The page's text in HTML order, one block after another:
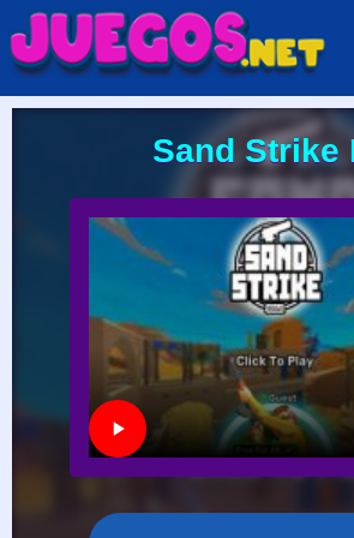
Sand Strike